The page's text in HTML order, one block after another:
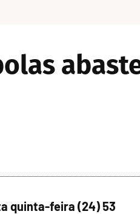
quinta-feira (24) 53